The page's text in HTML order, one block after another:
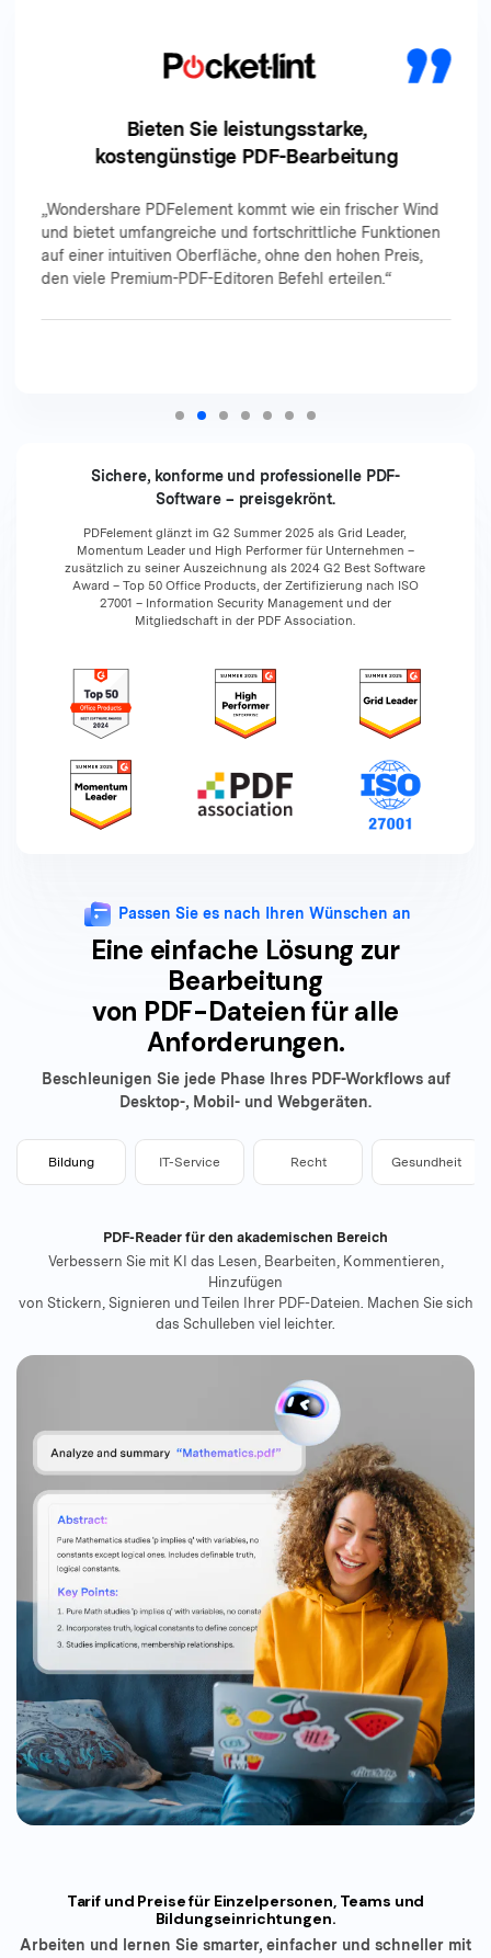
Bieten Sie leistungsstarke,
kostengünstige PDF-Bearbeitung
„Wondershare PDFelement kommt wie ein frischer Wind
und bietet umfangreiche und fortschrittliche Funktionen
auf einer intuitiven Oberfläche, ohne den hohen Preis,
den viele Premium-PDF-Editoren Befehl erteilen.“
Sichere, konforme und professionelle PDF-
Software – preisgekrönt.
PDFelement glänzt im G2 Summer 2025 als Grid Leader,
Momentum Leader und High Performer für Unternehmen –
zusätzlich zu seiner Auszeichnung als 2024 G2 Best Software
Award – Top 50 Office Products, der Zertifizierung nach ISO
27001 – Information Security Management und der
Mitgliedschaft in der PDF Association.
Passen Sie es nach Ihren Wünschen an
Eine einfache Lösung zur
Bearbeitung
von PDF-Dateien für alle
Anforderungen.
Beschleunigen Sie jede Phase Ihres PDF-Workflows auf
Desktop-, Mobil- und Webgeräten.
Bildung IT-Service Recht Gesundheit
PDF-Reader für den akademischen Bereich
Verbessern Sie mit KI das Lesen, Bearbeiten, Kommentieren,
Hinzufügen
von Stickern, Signieren und Teilen Ihrer PDF-Dateien. Machen Sie sich
das Schulleben viel leichter.
Tarif und Preise für Einzelpersonen, Teams und
Bildungseinrichtungen.
Arbeiten und lernen Sie smarter, einfacher und schneller mit